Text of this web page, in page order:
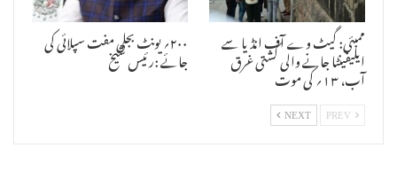
ممبئی: گیٹ وے آف انڈیا سے
ایلیفینٹا جانے والی کشتی غرق
آب، ۱۳؍ کی موت
۲۰۰؍ یونٹ بجلی مفت سپلائی کی
جائے :رئیس شیخ
NEXT